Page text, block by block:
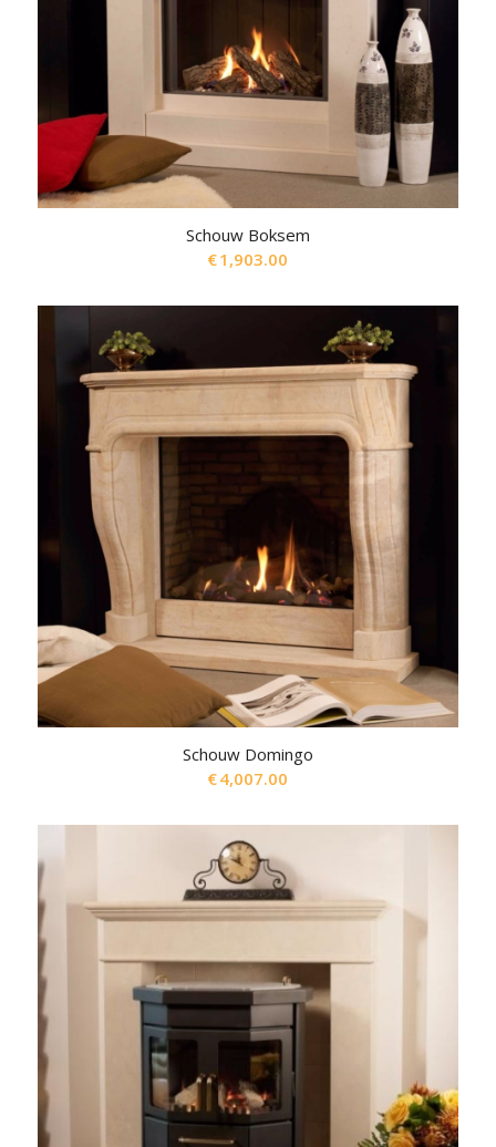
Schouw Boksem
€1,903.00
Schouw Domingo
€4,007.00